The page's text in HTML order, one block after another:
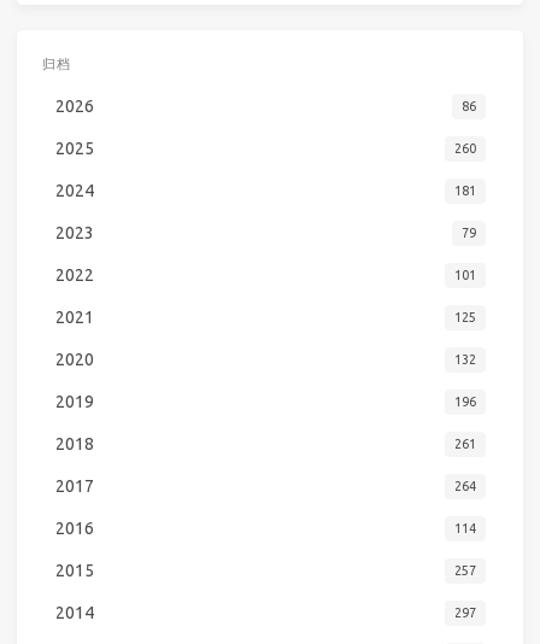
归档
2026 86
2025 260
2024 181
2023 79
2022 101
2021 125
2020 132
2019 196
2018 261
2017 264
2016 114
2015 257
2014 297